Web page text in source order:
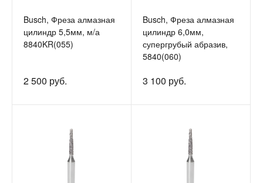
Busch, Фреза алмазная
цилиндр 5,5мм, м/а
8840KR(055)
2 500 руб.
Busch, Фреза алмазная
цилиндр 6,0мм,
супергрубый абразив,
5840(060)
3 100 руб.